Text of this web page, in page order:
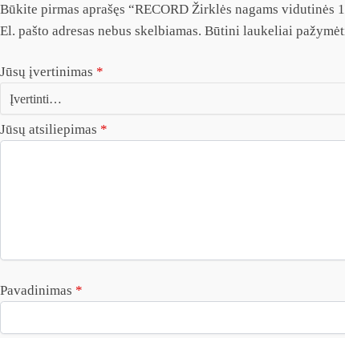
Būkite pirmas aprašęs “RECORD Žirklės nagams vidutinės
El. pašto adresas nebus skelbiamas. Būtini laukeliai
Jūsų įvertinimas *
Jūsų atsiliepimas *
Pavadinimas *